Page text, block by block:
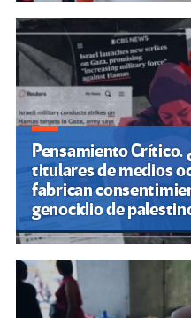
Pensamiento Crítico.
titulares de medios
fabrican
genocidio de